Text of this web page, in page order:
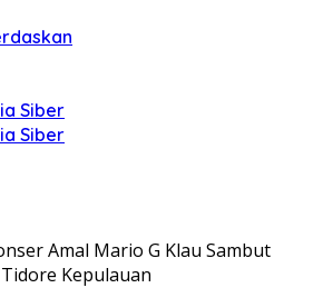
Siber
Siber
Amal Mario G Klau Sambut
Kepulauan